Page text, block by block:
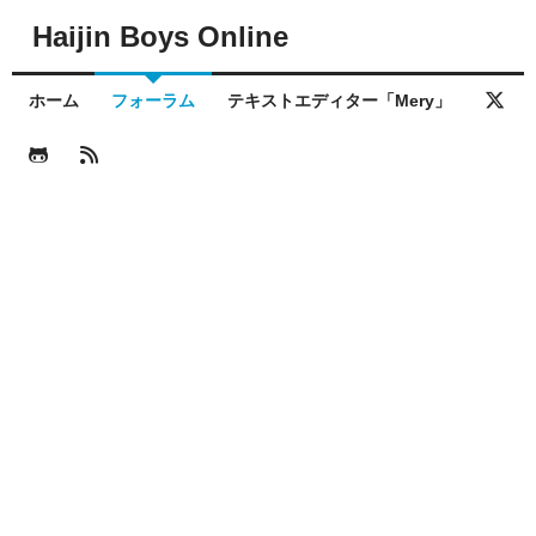
Haijin Boys Online
ホーム フォーラム テキストエディター「Mery」